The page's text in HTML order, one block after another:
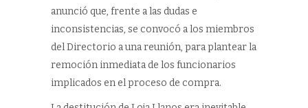
anunció que, frente a las dudas e
inconsistencias, se convocó a los miembros
del Directorio a una reunión, para plantear la
remoción inmediata de los funcionarios
implicados en el proceso de compra.